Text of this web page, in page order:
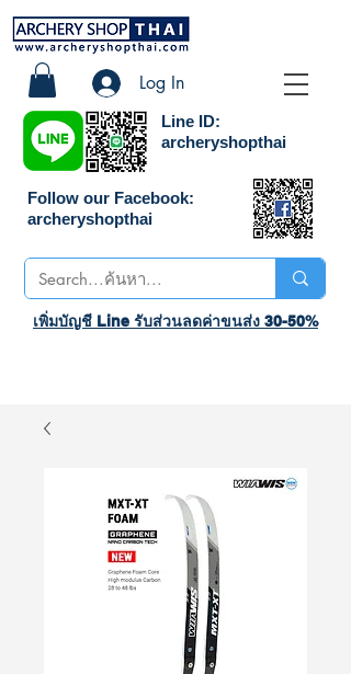
Line ID:
archeryshopthai
Log In
Follow our Facebook:
archeryshopthai
เพิ่มบัญชี Line รับส่วนลดค่าขนส่ง 30-50%